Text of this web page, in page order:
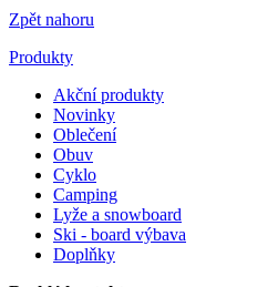
Zpět nahoru
Produkty
Akční produkty
Novinky
Oblečení
Obuv
Cyklo
Camping
Lyže a snowboard
Ski - board výbava
Doplňky